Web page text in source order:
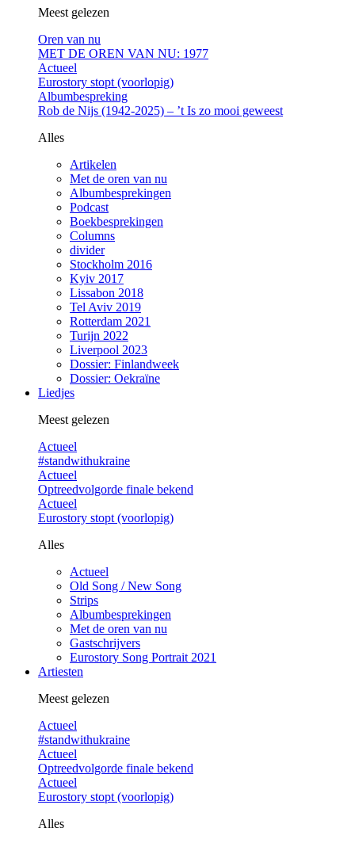
Meest gelezen
Oren van nu
MET DE OREN VAN NU: 1977
Actueel
Eurostory stopt (voorlopig)
Albumbespreking
Rob de Nijs (1942-2025) – ’t Is zo mooi geweest
Alles
Artikelen
Met de oren van nu
Albumbesprekingen
Podcast
Boekbesprekingen
Columns
divider
Stockholm 2016
Kyiv 2017
Lissabon 2018
Tel Aviv 2019
Rotterdam 2021
Turijn 2022
Liverpool 2023
Dossier: Finlandweek
Dossier: Oekraïne
Liedjes
Meest gelezen
Actueel
#standwithukraine
Actueel
Optreedvolgorde finale bekend
Actueel
Eurostory stopt (voorlopig)
Alles
Actueel
Old Song / New Song
Strips
Albumbesprekingen
Met de oren van nu
Gastschrijvers
Eurostory Song Portrait 2021
Artiesten
Meest gelezen
Actueel
#standwithukraine
Actueel
Optreedvolgorde finale bekend
Actueel
Eurostory stopt (voorlopig)
Alles